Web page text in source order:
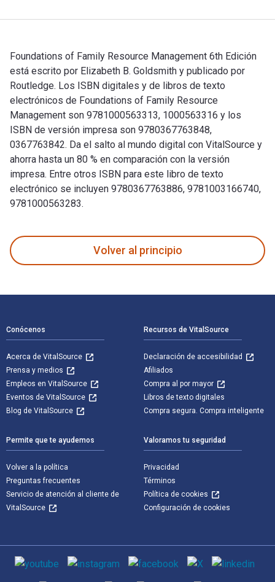
Foundations of Family Resource Management 6th Edición
está escrito por Elizabeth B. Goldsmith y publicado por
Routledge. Los ISBN digitales y de libros de texto
electrónicos de Foundations of Family Resource
Management son 9781000563313, 1000563316 y los
ISBN de versión impresa son 9780367763848,
0367763842. Da el salto al mundo digital con VitalSource y
ahorra hasta un 80 % en comparación con la versión
impresa. Entre otros ISBN para este libro de texto
electrónico se incluyen 9780367763886, 9781003166740,
9781000563283.
Volver al principio
Conócenos
Acerca de VitalSource
Prensa y medios
Empleos en VitalSource
Eventos de VitalSource
Blog de VitalSource
Recursos de VitalSource
Declaración de accesibilidad
Afiliados
Compra al por mayor
Libros de texto digitales
Compra segura. Compra inteligente
Permite que te ayudemos
Volver a la política
Preguntas frecuentes
Servicio de atención al cliente de
VitalSource
Valoramos tu seguridad
Privacidad
Términos
Política de cookies
Configuración de cookies
Medios de comunicación social